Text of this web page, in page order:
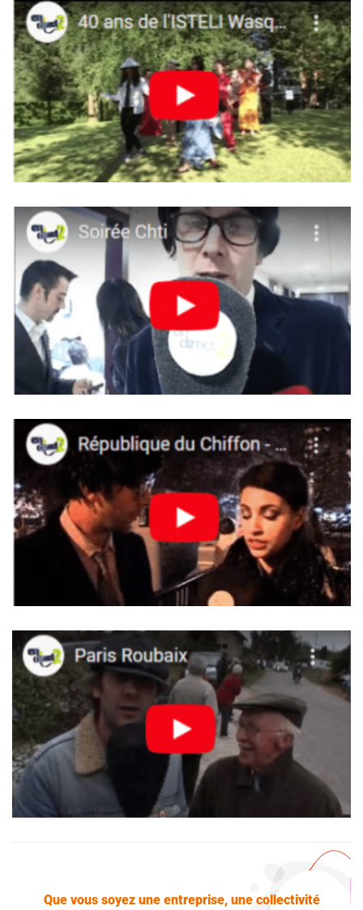
Que vous soyez une entreprise, une collectivité